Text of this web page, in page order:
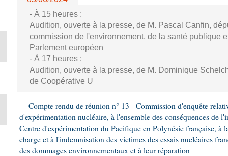
- À 15 heures :
Audition, ouverte à la presse, de M. Pascal Canfin,
commission de l'environnement, de la santé publique
Parlement européen
- À 17 heures :
Audition, ouverte à la presse, de M. Dominique
de Coopérative U
Compte rendu de réunion n° 13 - Commission d'enquête
d'expérimentation nucléaire, à l'ensemble des conséquences de
Centre d'expérimentation du Pacifique en Polynésie française, à
charge et à l'indemnisation des victimes des essais nucléaires
des dommages environnementaux et à leur réparation